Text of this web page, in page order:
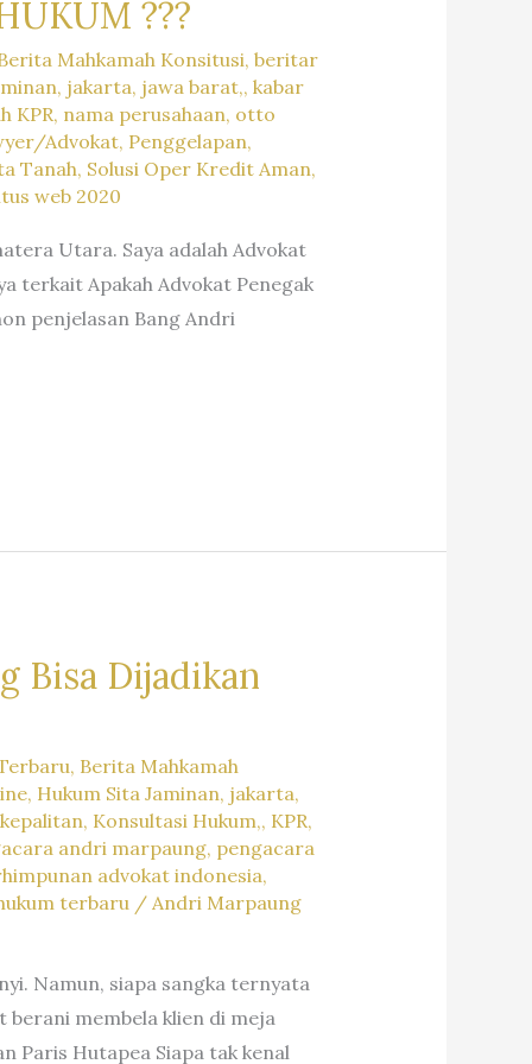
???
Mahkamah Konsitusi, beritar
, jakarta, jawa barat,, kabar
KPR, nama perusahaan, otto
Advokat, Penggelapan,
Tanah, Solusi Oper Kredit Aman,
web 2020
Utara. Saya adalah Advokat
terkait Apakah Advokat Penegak
penjelasan Bang Andri
Bisa Dijadikan
, Berita Mahkamah
, Hukum Sita Jaminan, jakarta,
kepalitan, Konsultasi Hukum,, KPR,
andri marpaung, pengacara
advokat indonesia,
terbaru/ Andri Marpaung
Namun, siapa sangka ternyata
membela klien di meja
Paris Hutapea Siapa tak kenal